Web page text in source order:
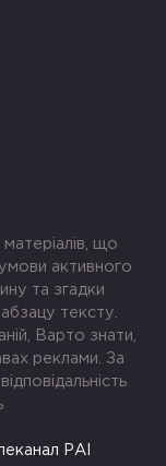
що
активного
та згадки
тексту.
Варто знати,
реклами. За
РАІ